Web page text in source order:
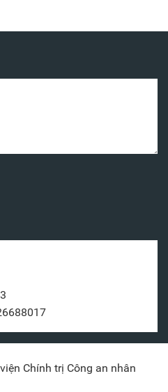
Chính trị Công an nhân